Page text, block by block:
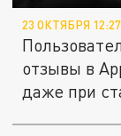
23 ОКТЯБРЯ 12:27
отзывы в
даже при